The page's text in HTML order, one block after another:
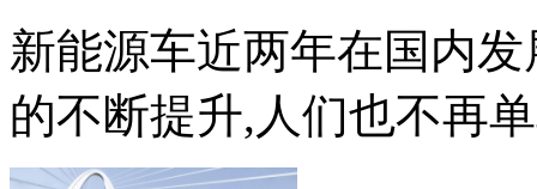
新能源车近两年在国内
的不断提升,人们也不再